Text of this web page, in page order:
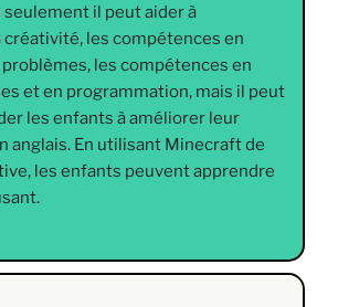
seulement il peut aider à
créativité, les compétences en
les compétences en
et en programmation, mais il peut
les enfants à améliorer leur
anglais. En utilisant Minecraft de
les enfants peuvent apprendre